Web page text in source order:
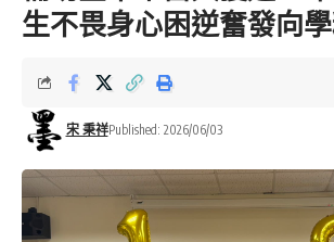
生不畏身心困逆奮發向
宋 秉祥Published: 2026/06/03